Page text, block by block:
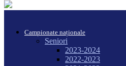
Campionate naționale
Seniori
2023-2024
2022-2023